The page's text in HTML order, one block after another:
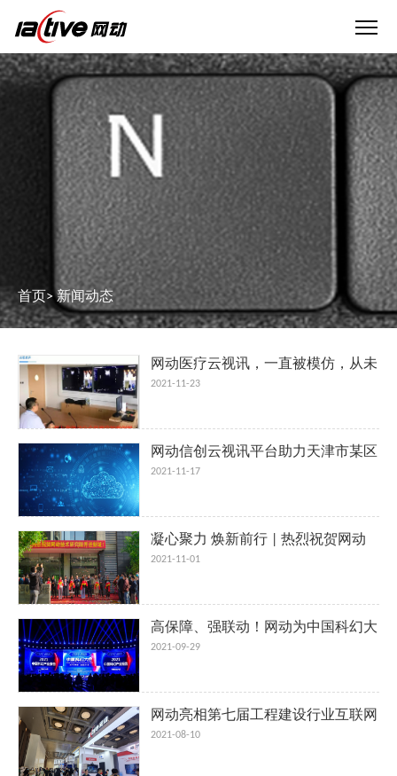
首页 >新闻动态
网动医疗云视讯，一直被模仿，从未
被超越！
2021-11-23
网动信创云视讯平台助力天津市某区
监察委国产化改造
2021-11-17
凝心聚力 焕新前行 | 热烈祝贺网动
技术研究院乔迁新址！
2021-11-01
高保障、强联动！网动为中国科幻大
会提供云视频支撑
2021-09-29
网动亮相第七届工程建设行业互联网
大会
2021-08-10